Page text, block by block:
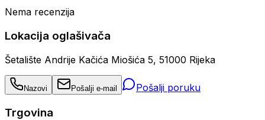
Nema recenzija
Lokacija oglašivača
Šetalište Andrije Kačića Miošića 5, 51000 Rijeka
Nazovi Pošalji e-mail Pošalji poruku
Trgovina